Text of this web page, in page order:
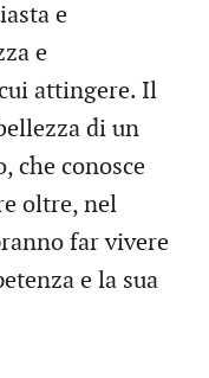
e
e
attingere. Il
di un
che conosce
oltre, nel
far vivere
e la sua